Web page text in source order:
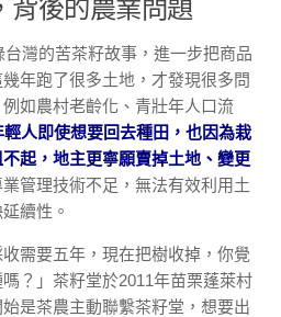
背後的農業問題
灣的苦茶籽故事，進一步把商品
年跑了很多土地，才發現很多問
如農村老齡化、青壯年人口流
輕人即使想要回去種田，也因為栽
起，地主更寧願賣掉土地、變更
管理技術不足，無法有效利用土
續性。
收需要五年，現在把樹收掉，你覺
？」茶籽堂於2011年苗栗蓬萊村
是茶農主動聯繫茶籽堂，想要出